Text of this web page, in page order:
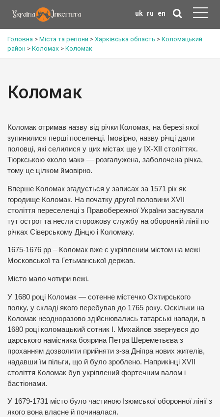
uk ru en
Головна > Міста та регіони > Харківська область > Коломацький
район > Коломак > Коломак
Коломак
Коломак отримав назву від річки Коломак, на березі якої
зупинилися перші поселенці. Імовірно, назву річці дали
половці, які селилися у цих містах ще у ІХ-ХІІ століттях.
Тюркською «коло мак» — розгалужена, заболочена річка,
тому це цілком ймовірно.
Вперше Коломак згадується у записах за 1571 рік як
городище Коломак. На початку другої половини XVII
століття переселенці з Правобережної України заснували
тут острог та несли сторожову службу на оборонній лінії по
річках Сіверському Дінцю і Коломаку.
1675-1676 рр – Коломак вже є укріпленим містом на межі
Московської та Гетьманської держав.
Місто мало чотири вежі.
У 1680 році Коломак — сотенне містечко Охтирського
полку, у складі якого перебував до 1765 року. Оскільки на
Коломак неодноразово здійснювались татарські напади, в
1680 році коломацький сотник І. Михайлов звернувся до
царського намісника боярина Петра Шереметьєва з
проханням дозволити прийняти з-за Дніпра нових жителів,
надавши їм пільги, що й було зроблено. Наприкінці XVII
століття Коломак був укріплений фортечним валом і
бастіонами.
У 1679-1731 місто було частиною Ізюмської оборонної лінії з
якого вона власне й починалася.